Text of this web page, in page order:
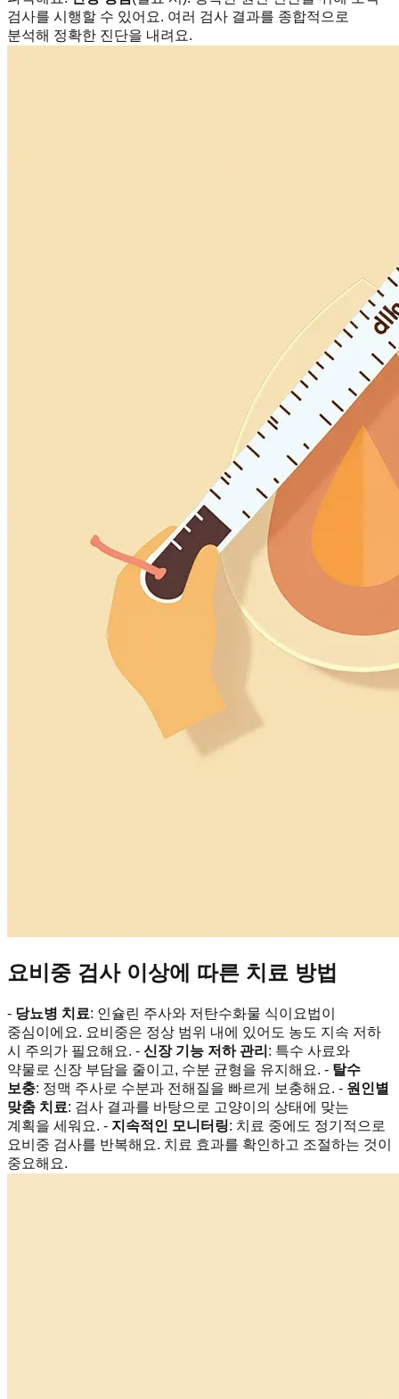
검사를 시행할 수 있어요. 여러 검사 결과를 종합적으로
분석해 정확한 진단을 내려요.
요비중 검사 이상에 따른 치료 방법
- 당뇨병 치료: 인슐린 주사와 저탄수화물 식이요법이
중심이에요. 요비중은 정상 범위 내에 있어도 농도 지속 저하
시 주의가 필요해요. - 신장 기능 저하 관리 : 특수 사료와
약물로 신장 부담을 줄이고, 수분 균형을 유지해요. - 탈수
보충: 정맥 주사로 수분과 전해질을 빠르게 보충해요. - 원인별
맞춤 치료: 검사 결과를 바탕으로 고양이의 상태에 맞는
계획을 세워요. - 지속적인 모니터링: 치료 중에도 정기적으로
요비중 검사를 반복해요. 치료 효과를 확인하고 조절하는 것이
중요해요.